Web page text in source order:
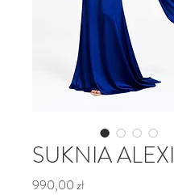
SUKNIA
990,00 złCena